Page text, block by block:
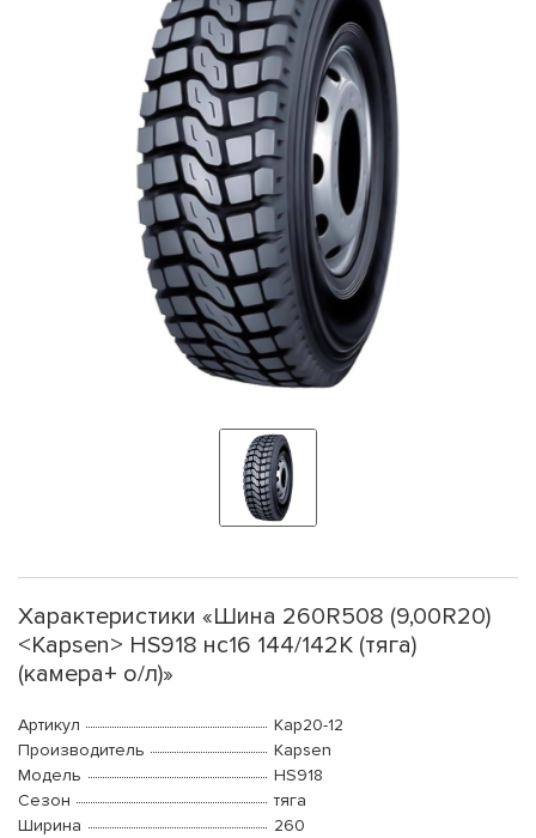
Характеристики «Шина 260R508 (9,00R20)
<Kapsen> HS918 нс16 144/142K (тяга)
(камера+ о/л)»
Артикул
Kap20-12
Производитель
Kapsen
Модель
HS918
Сезон
тяга
Ширина
260